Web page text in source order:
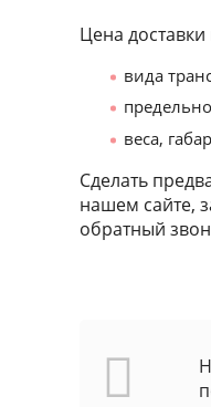
Цена
вида
веса,
Сделать
нашем сайте,
обратный